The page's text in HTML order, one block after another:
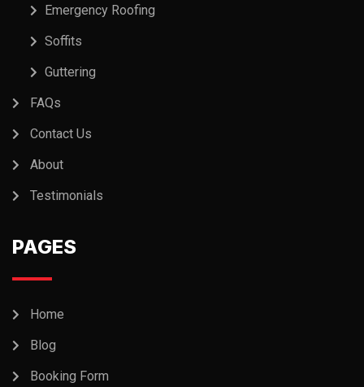
Emergency Roofing
Soffits
Guttering
FAQs
Contact Us
About
Testimonials
PAGES
Home
Blog
Booking Form